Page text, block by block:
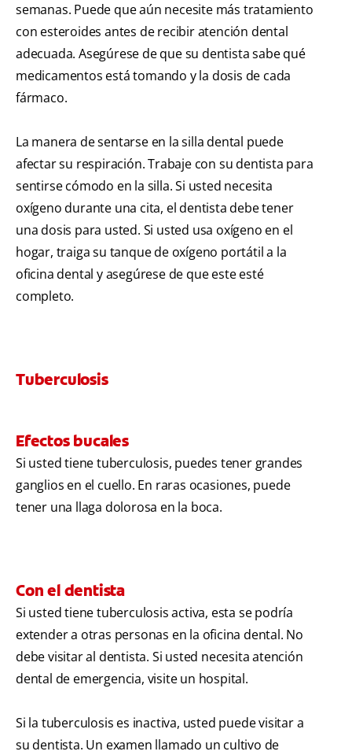
semanas. Puede que aún necesite más tratamiento
con esteroides antes de recibir atención dental
adecuada. Asegúrese de que su dentista sabe qué
medicamentos está tomando y la dosis de cada
fármaco.
La manera de sentarse en la silla dental puede
afectar su respiración. Trabaje con su dentista para
sentirse cómodo en la silla. Si usted necesita
oxígeno durante una cita, el dentista debe tener
una dosis para usted. Si usted usa oxígeno en el
hogar, traiga su tanque de oxígeno portátil a la
oficina dental y asegúrese de que este esté
completo.
Tuberculosis
Efectos bucales
Si usted tiene tuberculosis, puedes tener grandes
ganglios en el cuello. En raras ocasiones, puede
tener una llaga dolorosa en la boca.
Con el dentista
Si usted tiene tuberculosis activa, esta se podría
extender a otras personas en la oficina dental. No
debe visitar al dentista. Si usted necesita atención
dental de emergencia, visite un hospital.
Si la tuberculosis es inactiva, usted puede visitar a
su dentista. Un examen llamado un cultivo de